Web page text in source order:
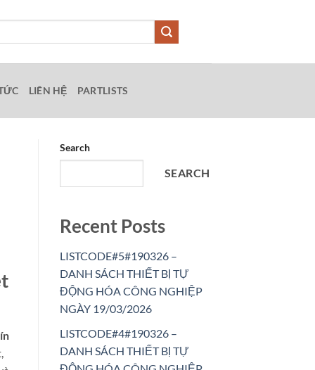
LIÊN HỆ PARTLISTS
Search
SEARCH
Recent Posts
LISTCODE#5#190326 –
DANH SÁCH THIẾT BỊ TỰ
ĐỘNG HÓA CÔNG NGHIỆP
NGÀY 19/03/2026
LISTCODE#4#190326 –
DANH SÁCH THIẾT BỊ TỰ